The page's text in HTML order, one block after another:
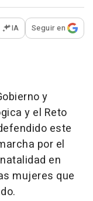
opciones para
IA Seguir en
y
y el Reto
este
por el
en
mujeres que